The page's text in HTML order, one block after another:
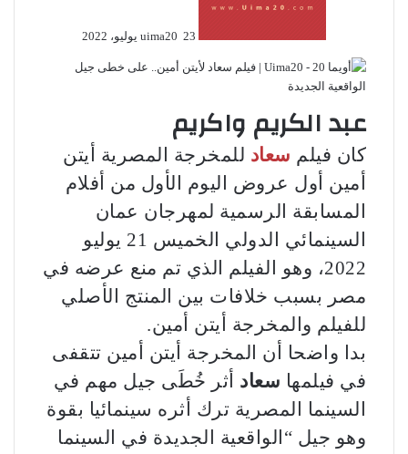
uima20 23 يوليو، 2022
عبد الكريم واكريم
كان فيلم سعاد للمخرجة المصرية أيتن
أمين أول عروض اليوم الأول من أفلام
المسابقة الرسمية لمهرجان عمان
السينمائي الدولي الخميس 21 يوليو
2022، وهو الفيلم الذي تم منع عرضه في
مصر بسبب خلافات بين المنتج الأصلي
للفيلم والمخرجة أيتن أمين.
بدا واضحا أن المخرجة أيتن أمين تتقفى
في فيلمها سعاد أثر خُطَى جيل مهم في
السينما المصرية ترك أثره سينمائيا بقوة
وهو جيل “الواقعية الجديدة في السينما